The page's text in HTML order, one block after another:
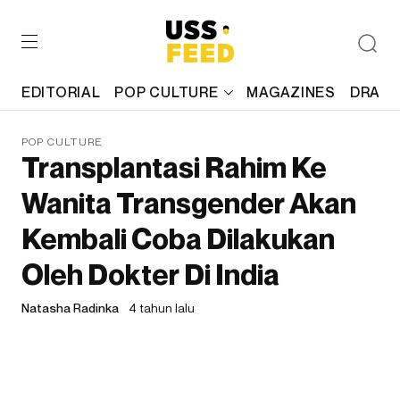
EDITORIAL POP CULTURE MAGAZINES
POP CULTURE
Transplantasi Rahim Ke
Wanita Transgender Akan
Kembali Coba Dilakukan
Oleh Dokter Di India
Natasha Radinka 4 tahun lalu